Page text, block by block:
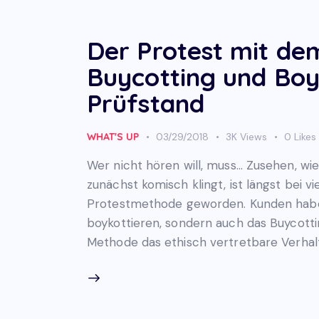
Der Protest mit
Buycotting und
Prüfstand
WHAT'S UP 03/29/2018 3K Views 0 Likes
Wer nicht hören will, muss… Zusehen,
zunächst komisch klingt, ist längst bei
Protestmethode geworden. Kunden
boykottieren, sondern auch das
Methode das ethisch vertretbare